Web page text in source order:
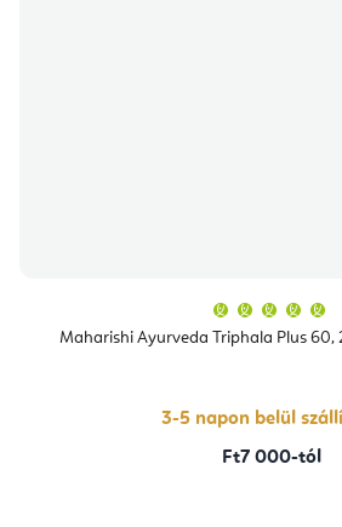
Maharishi Ayurveda Triphala Plus 60,
3-5 napon belül
Ft7 000-tól